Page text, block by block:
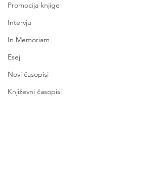
Promocija knjige
Intervju
In Memoriam
Esej
Novi časopisi
Književni časopisi